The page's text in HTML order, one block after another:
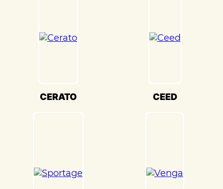
Спортаж) на дороге.
задача. Наши опытные специалисты по
Кузовной ремонт KIA Sportage(Киа
Спортаж) в «Детейлингофъ» – это
CERATO CEED